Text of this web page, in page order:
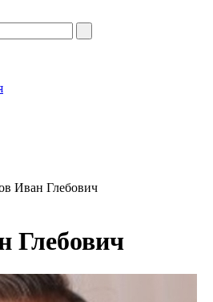
Иван Глебович
Глебович